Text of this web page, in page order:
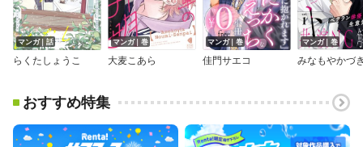
マンガ｜話
らくたしょうこ
マンガ｜巻
大麦こあら
マンガ｜巻
佳門サエコ
マンガ｜巻
みなもやかづ
おすすめ特集